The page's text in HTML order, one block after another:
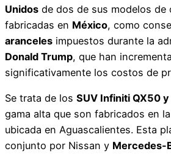
Unidos de dos de sus modelos de
fabricadas en México, como
aranceles impuestos durante la
Donald Trump, que han
significativamente los costos de
Se trata de los SUV Infiniti QX50
gama alta que son fabricados en
ubicada en Aguascalientes. Esta
conjunto por Nissan y Mercedes-